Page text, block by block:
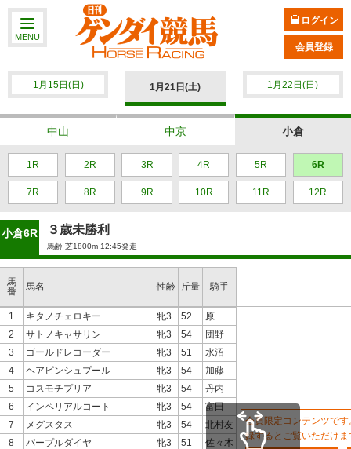
MENU
ログイン
会員登録
1月15日(日) 1月21日(土) 1月22日(日)
中山 中京 小倉
1R 2R 3R 4R 5R 6R
7R 8R 9R 10R 11R 12R
小倉6R ３歳未勝利
馬齢 芝1800m 12:45発走
馬
番
馬名
1
キタノチェロキー
2
サトノキャサリン
3
ゴールドレコーダー
4
ヘアピンシュプール
5
コスモチプリア
6
インペリアルコート
7
メグスタス
8
パープルダイヤ
性齢 斤量 騎手
会員限定コンテンツで
録するとご覧いただけま
牝3 52
原
牝3
54
団野
牝3
51
水沼
牝3
54
加藤
牝3
54
丹内
牝3
54
富田
牝3
54
北村友
牝3
51
佐々木